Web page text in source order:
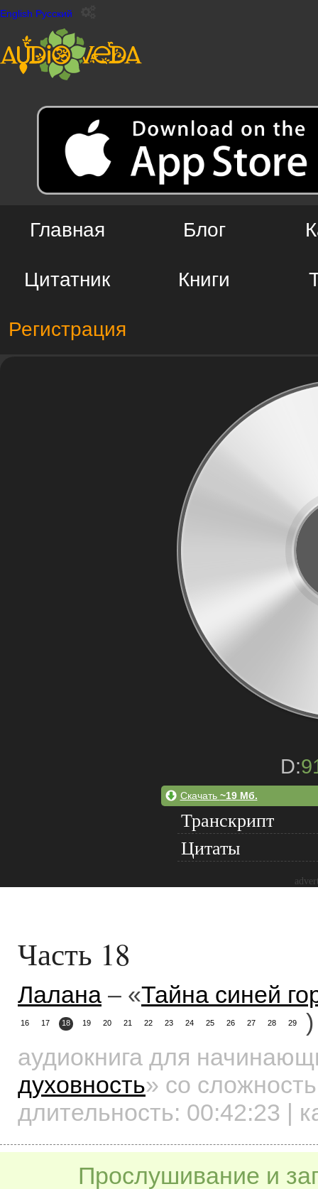
English Русский
Главная Блог
Цитатник Книги
Регистрация
D:
Скачать ~19 Мб.
Транскрипт
Цитаты
Часть 18
Лалана – «Тайна синей
16 17 18 19 20 21 22 23 24 25 26 27 28 29
)
аудиокнига для
духовность» со
длительность: 00:42:23 |
Прослушивание и